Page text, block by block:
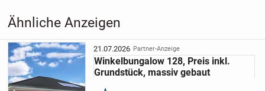
Ähnliche Anzeigen
21.07.2026 Partner-Anzeige
Winkelbungalow 128, Preis inkl.
Grundstück, massiv gebaut